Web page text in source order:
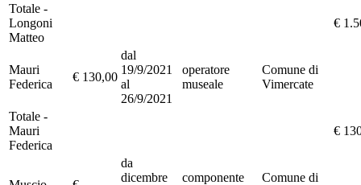
Totale -
Longoni
Matteo
€
Mauri
Federica
€ 130,00
dal
19/9/2021
al
26/9/2021
operatore
museale
Comune di
Vimercate
Totale -
Mauri
Federica
€
da
dicembre
componente
Comune di